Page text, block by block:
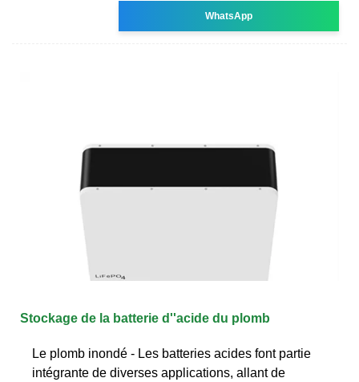
WhatsApp
Stockage de la batterie d''acide du plomb
Le plomb inondé - Les batteries acides font partie
intégrante de diverses applications, allant de